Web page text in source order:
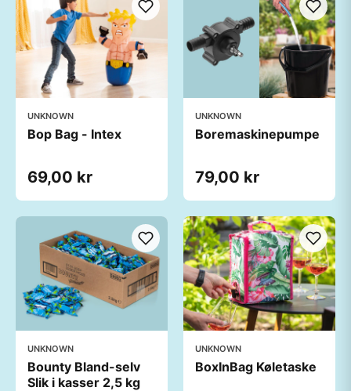
UNKNOWN
Bop Bag - Intex
69,00 kr
UNKNOWN
Boremaskinepumpe
79,00 kr
UNKNOWN
Bounty Bland-selv
Slik i kasser 2,5 kg
UNKNOWN
BoxInBag Køletaske